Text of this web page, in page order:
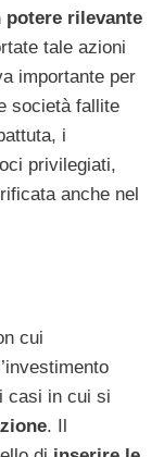
potere rilevante
tale azioni
importante per
società fallite
i
privilegiati,
anche nel
cui
casi in cui si
. Il